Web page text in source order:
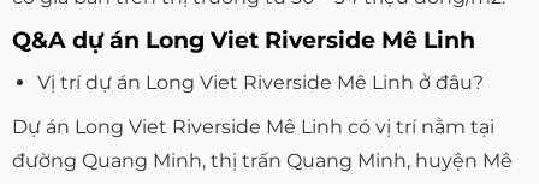
Q&A dự án Long Viet Riverside Mê Linh
Vị trí dự án Long Viet Riverside Mê Linh ở đâu?
Dự án Long Viet Riverside Mê Linh có vị trí nằm tại
đường Quang Minh, thị trấn Quang Minh, huyện Mê